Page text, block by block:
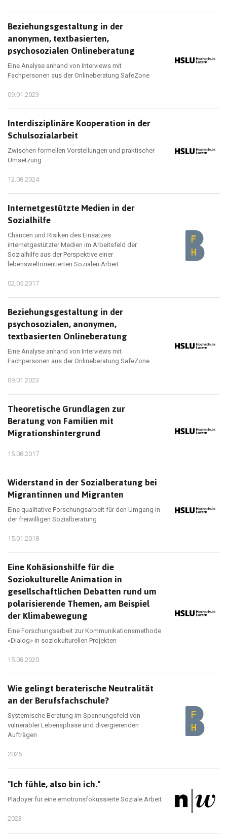
Beziehungsgestaltung in der
anonymen, textbasierten,
psychosozialen Onlineberatung
Eine Analyse anhand von Interviews mit
Fachpersonen aus der Onlineberatung SafeZone
09.01.2023
Interdisziplinäre Kooperation in der
Schulsozialarbeit
Zwischen formellen Vorstellungen und praktischer
Umsetzung
12.08.2024
Internetgestützte Medien in der
Sozialhilfe
Chancen und Risiken des Einsatzes
internetgestützter Medien im Arbeitsfeld der
Sozialhilfe aus der Perspektive einer
lebensweltorientierten Sozialen Arbeit
02.05.2017
Beziehungsgestaltung in der
psychosozialen, anonymen,
textbasierten Onlineberatung
Eine Analyse anhand von Interviews mit
Fachpersonen aus der Onlineberatung SafeZone
09.01.2023
Theoretische Grundlagen zur
Beratung von Familien mit
Migrationshintergrund
15.08.2017
Widerstand in der Sozialberatung bei
Migrantinnen und Migranten
Eine qualitative Forschungsarbeit für den Umgang in
der freiwilligen Sozialberatung
15.01.2018
Eine Kohäsionshilfe für die
Soziokulturelle Animation in
gesellschaftlichen Debatten rund um
polarisierende Themen, am Beispiel
der Klimabewegung
Eine Forschungsarbeit zur Kommunikationsmethode
«Dialog» in soziokulturellen Projekten
15.08.2020
Wie gelingt beraterische Neutralität
an der Berufsfachschule?
Systemische Beratung im Spannungsfeld von
vulnerabler Lebensphase und divergierenden
Aufträgen
2026
"Ich fühle, also bin ich."
Plädoyer für eine emotionsfokussierte Soziale Arbeit
2023